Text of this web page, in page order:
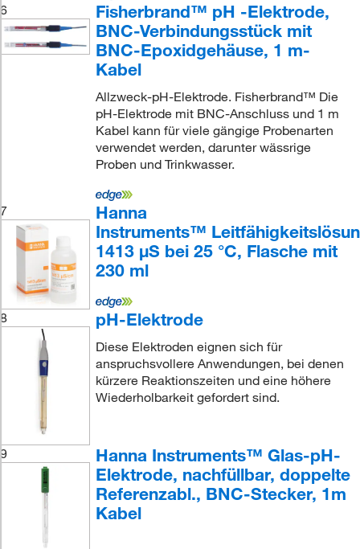
6
Fisherbrand™ pH -Elektrode,
BNC-Verbindungsstück mit
BNC-Epoxidgehäuse, 1 m-
Kabel
Allzweck-pH-Elektrode. Fisherbrand™ Die
pH-Elektrode mit BNC-Anschluss und 1 m
Kabel kann für viele gängige Probenarten
verwendet werden, darunter wässrige
Proben und Trinkwasser.
7
Hanna
Instruments™
1413 μS bei 25 °C, Flasche mit
230 ml
8 pH-Elektrode
Diese Elektroden eignen sich für
anspruchsvollere Anwendungen, bei denen
kürzere Reaktionszeiten und eine höhere
Wiederholbarkeit gefordert sind.
9
Hanna Instruments™ Glas-pH-
Elektrode, nachfüllbar, doppelte
Referenzabl., BNC-Stecker, 1m
Kabel